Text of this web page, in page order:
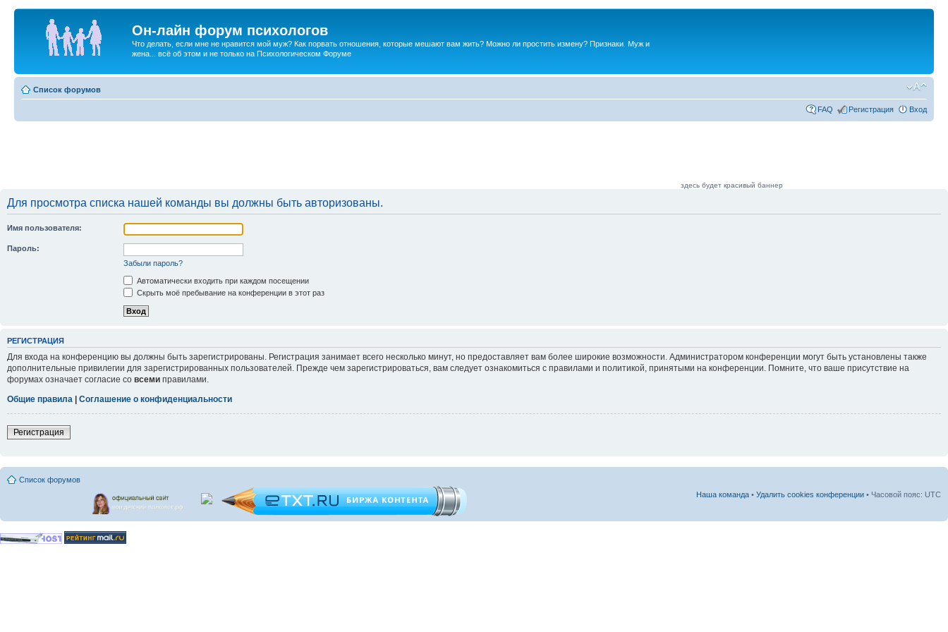
Он-лайн форум психологов
Что делать, если мне не нравится мой муж? Как порвать отношения, которые мешают вам жить? Можно ли простить измену? Признаки. Муж и
жена... всё об этом и не только на Психологическом Форуме
Список форумов
FAQ Регистрация Вход
здесь будет красивый баннер
Для просмотра списка нашей команды вы должны быть авторизованы.
Имя пользователя:
Пароль:
Забыли пароль?
Автоматически входить при каждом посещении
Скрыть моё пребывание на конференции в этот раз
РЕГИСТРАЦИЯ
Для входа на конференцию вы должны быть зарегистрированы. Регистрация занимает всего несколько минут, но предоставляет вам более широкие возможности. Администратором конференции могут быть установлены также
дополнительные привилегии для зарегистрированных пользователей. Прежде чем зарегистрироваться, вам следует ознакомиться с правилами и политикой, принятыми на конференции. Помните, что ваше присутствие на
форумах означает согласие со всеми правилами.
Общие правила
Соглашение о конфиденциальности
Регистрация
Список форумов
Наша команда • Удалить cookies конференции • Часовой пояс: UTC